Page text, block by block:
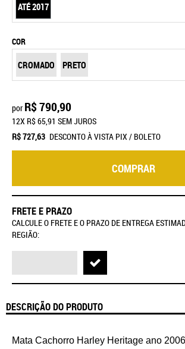
ATÉ 2017
COR
CROMADO PRETO
por R$ 790,90
R$ 727,63 DESCONTO À VISTA PIX / BOLETO
12X R$ 65,91 SEM JUROS
COMPRAR
FRETE E PRAZO
CALCULE O FRETE E O PRAZO DE ENTREGA
REGIÃO:
DESCRIÇÃO DO PRODUTO
Mata Cachorro Harley Heritage ano